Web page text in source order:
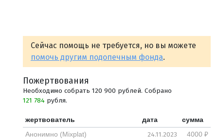
Сейчас помощь не требуется, но вы можете
помочь другим подопечным фонда.
Пожертвования
Необходимо собрать 120 900 рублей. Собрано
121 784 рубля.
жертвователь дата
сумма
Анонимно (Mixplat)
24.11.2023
4000 ₽